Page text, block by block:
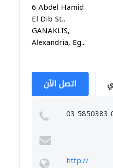
6 Abdel Hamid
El Dib St.,
GANAKLIS,
Alexandria, Eg...
اتصل الآن
03 5850383
http://